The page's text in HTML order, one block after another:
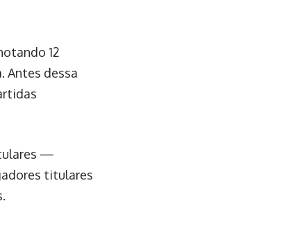
12
Antes dessa
—
titulares